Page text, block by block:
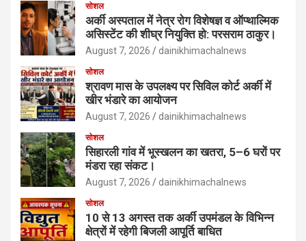
सोशल
अर्की अस्पताल में नेत्र रोग विशेषज्ञ व ऑप्थाल्मिक
असिस्टेंट की शीघ्र नियुक्ति हो: परसराम ठाकुर।
August 7, 2026 dainikhimachalnews
सोशल
श्रावण मास के उपलक्ष्य पर सिविल कोर्ट अर्की में
खीर भंडारे का आयोजन
August 7, 2026 dainikhimachalnews
सोशल
सिहारली गांव में भूस्खलन का खतरा, 5–6 घरों पर
मंडरा रहा संकट।
August 7, 2026 dainikhimachalnews
सोशल
10 से 13 अगस्त तक अर्की उपमंडल के विभिन्न
क्षेत्रों में रहेगी बिजली आपूर्ति बाधित